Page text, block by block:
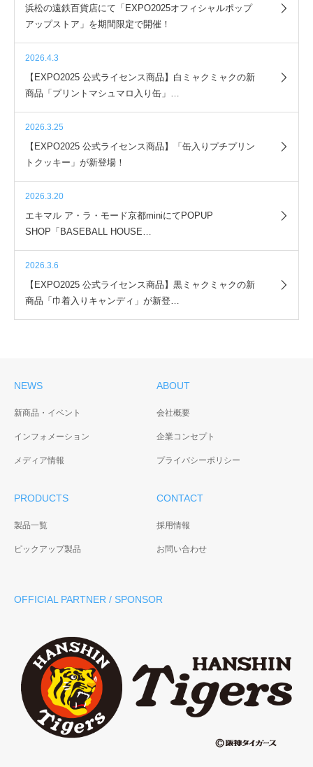
浜松の遠鉄百貨店にて「EXPO2025オフィシャルポップ
アップストア」を期間限定で開催！
2026.4.3
【EXPO2025 公式ライセンス商品】白ミャクミャクの新
商品「プリントマシュマロ入り缶」…
2026.3.25
【EXPO2025 公式ライセンス商品】「缶入りプチプリン
トクッキー」が新登場！
2026.3.20
エキマル ア・ラ・モード京都miniにてPOPUP
SHOP「BASEBALL HOUSE…
2026.3.6
【EXPO2025 公式ライセンス商品】黒ミャクミャクの新
商品「巾着入りキャンディ」が新登…
NEWS
新商品・イベント
インフォメーション
メディア情報
ABOUT
会社概要
企業コンセプト
プライバシーポリシー
PRODUCTS
製品一覧
ピックアップ製品
CONTACT
採用情報
お問い合わせ
OFFICIAL PARTNER / SPONSOR